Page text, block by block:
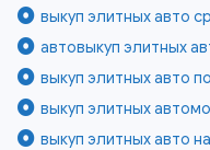
выкуп элитных авто
автовыкуп элитных
выкуп элитных авто
выкуп элитных
выкуп элитных авто